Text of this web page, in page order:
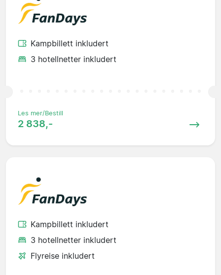
Kampbillett inkludert
3 hotellnetter inkludert
Les mer/Bestill
2 838,-
Kampbillett inkludert
3 hotellnetter inkludert
Flyreise inkludert